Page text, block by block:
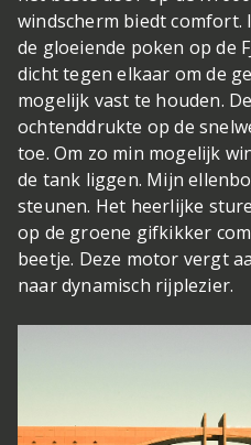
windscherm biedt
de gloeiende poken op de
dicht tegen elkaar om de
mogelijk vast te houden.
ochtenddrukte op de
toe. Om zo min mogelijk
de tank liggen. Mijn
steunen. Het heerlijke
op de groene gifkikker
beetje. Deze motor vergt
naar dynamisch rijplezier.